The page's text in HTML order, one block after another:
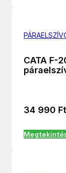
CATA F-
34 990 Ft